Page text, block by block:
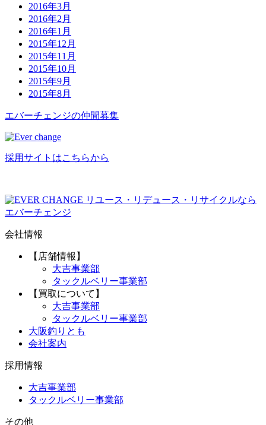
2016年3月
2016年2月
2016年1月
2015年12月
2015年11月
2015年10月
2015年9月
2015年8月
エバーチ ェ ンジの仲間募集
採用サイトはこちらから
リユース・リデュース・リサイクルなら
エバーチェンジ
会社情報
【店舗情報】
大吉事業部
タックルベリー事業部
【買取について】
大吉事業部
タックルベリー事業部
大阪釣りとも
会社案内
採用情報
大吉事業部
タックルベリー事業部
その他